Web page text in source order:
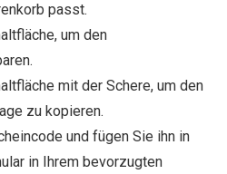
passt.
um den
mit der Schere, um den
zu kopieren.
und fügen Sie ihn in
in Ihrem bevorzugten